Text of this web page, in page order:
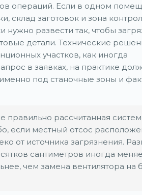
операций. Если в одном
склад заготовок и зона
нужно развести так, чтобы
детали. Технические
участков, как иногда
в заявках, на практике
под станочные зоны и
правильно рассчитанная
если местный отсос
от источника загрязнения.
сантиметров иногда
чем замена вентилятора на